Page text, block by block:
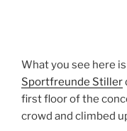
What you see here
Sportfreunde Stiller
first floor of the
crowd and climbed